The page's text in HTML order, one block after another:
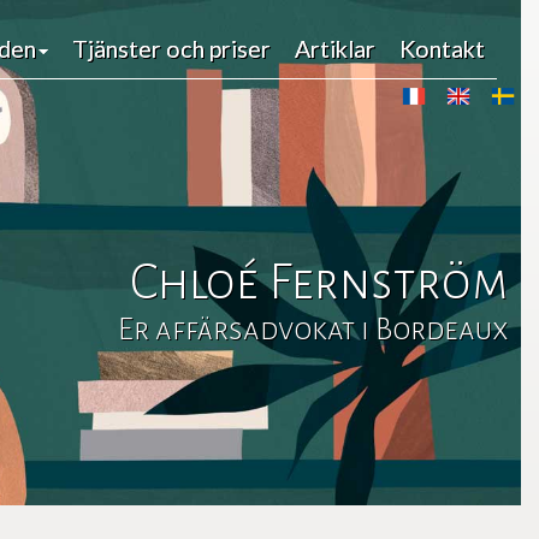
Tjänster och priser Artiklar Kontakt
Chloé Fernström
Er affärsadvokat i Bordeaux
Tjänster och priser Artiklar Kontakt